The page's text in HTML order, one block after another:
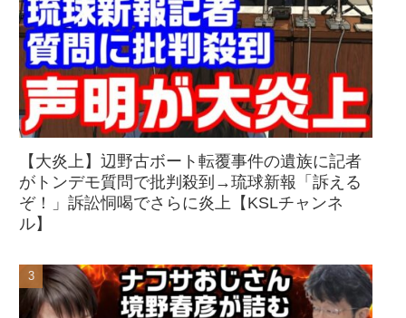
【大炎上】辺野古ボート転覆事件の遺族に記者
がトンデモ質問で批判殺到→琉球新報「訴える
ぞ！」訴訟恫喝でさらに炎上【KSLチャンネ
ル】